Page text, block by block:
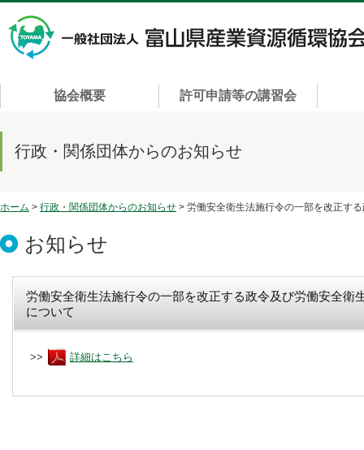
協会概要 許可申請等の講習会
行政・関係団体からのお知らせ
ホーム > 行政・関係団体からのお知らせ > 労働安全衛生法施行令の一部を改正す
お知らせ
労働安全衛生法施行令の一部を改正する政令及び労働安全衛
について
>> 詳細はこちら